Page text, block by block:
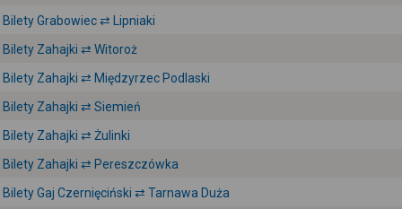
Bilety Grabowiec ⇄ Lipniaki
Bilety Zahajki ⇄ Witoroż
Bilety Zahajki ⇄ Międzyrzec Podlaski
Bilety Zahajki ⇄ Siemień
Bilety Zahajki ⇄ Żulinki
Bilety Zahajki ⇄ Pereszczówka
Bilety Gaj Czernięciński ⇄ Tarnawa Duża